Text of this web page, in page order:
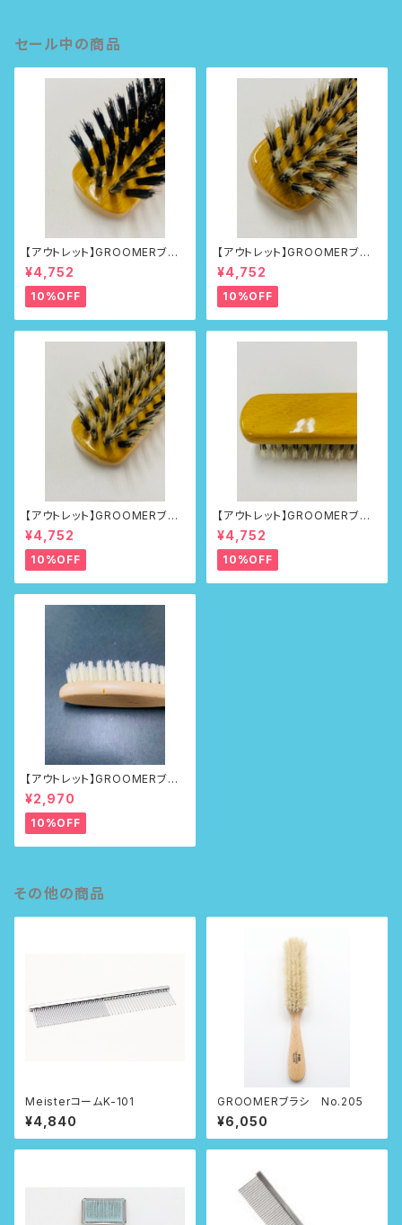
セール中の商品
【アウトレット】GROOMERブラ
シNo.215
¥4,752
10%OFF
【アウトレット】GROOMERブラ
シNo.218
¥4,752
10%OFF
【アウトレット】GROOMERブラ
シNo.218
¥4,752
10%OFF
【アウトレット】GROOMERブラ
シNo.218
¥4,752
10%OFF
【アウトレット】GROOMERブラ
シ No.100First
¥2,970
10%OFF
その他の商品
MeisterコームK-101
¥4,840
GROOMERブラシ No.205
¥6,050